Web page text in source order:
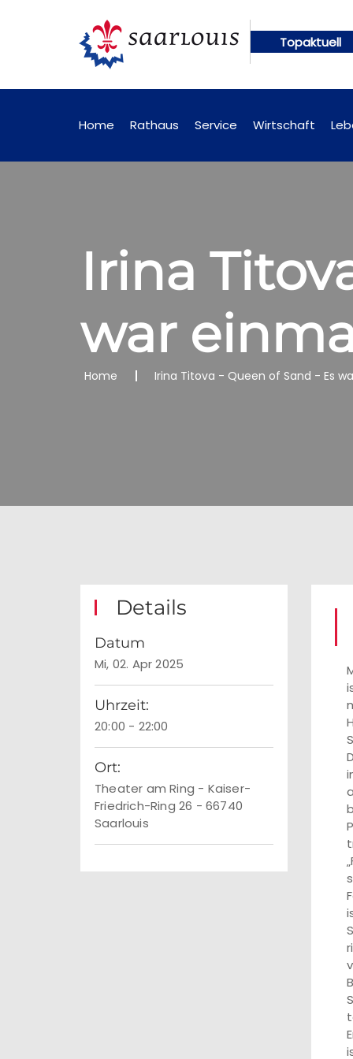
Topaktuell
künftig online abrufbar Öffentliche
Home Rathaus Service Wirtschaft
Irina
war
Home Irina Titova - Queen of Sand - Es
Details
Datum
Mi, 02. Apr 2025
Uhrzeit:
20:00 - 22:00
Ort:
Theater am Ring - Kaiser-
Friedrich-Ring 26 - 66740
Saarlouis